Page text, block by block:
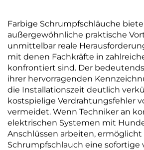
Farbige Schrumpfschläuche
außergewöhnliche praktische
unmittelbar reale
mit denen Fachkräfte in
konfrontiert sind. Der
ihrer hervorragenden
die Installationszeit deutlich
kostspielige Verdrahtungsfehler
vermeidet. Wenn Techniker an
elektrischen Systemen mit
Anschlüssen arbeiten, ermöglicht
Schrumpfschlauch eine sofortige